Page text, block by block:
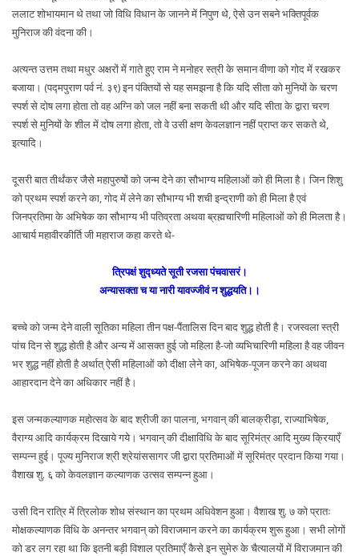
ललाट शोभायमान थे तथा जो विधि विधान के जानने में निपुण थे, ऐसे उन सबने भक्तिपूर्वक
मुनिराज की वंदना की।
अत्यन्त उत्तम तथा मधुर अक्षरों में गाते हुए राम ने मनोहर स्त्री के समान वीणा को गोद में रखकर
बजाया। (पद्मपुराण पर्व नं. ३९) इन पंक्तियों से यह समझना है कि यदि सीता को मुनियों के चरण
स्पर्श से दोष लगा होता तो वह अग्नि को जल नहीं बना सकती थी और यदि सीता के द्वारा चरण
स्पर्श से मुनियों के शील में दोष लगा होता, तो वे उसी क्षण केवलज्ञान नहीं प्राप्त कर सकते थे,
इत्यादि।
दूसरी बात तीर्थंकर जैसे महापुरुषों को जन्म देने का सौभाग्य महिलाओं को ही मिला है। जिन शिशु
को प्रथम स्पर्श करने का, गोद में लेने का सौभाग्य भी शची इन्द्राणी को ही मिला है एवं
जिनप्रतिमा के अभिषेक का सौभाग्य भी पतिव्रता अथवा ब्रह्मचारिणी महिलाओं को ही मिलता है।
आचार्य महावीरकीर्ति जी महाराज कहा करते थे-
त्रिपक्षं शुद्ध्यते सूती रजसा पंचवासरं।
अन्यासक्ता च या नारी यावज्जीवं न शुद्धयति।।
बच्चे को जन्म देने वाली सूतिका महिला तीन पक्ष-पैंतालिस दिन बाद शुद्ध होती है। रजस्वला स्त्री
पांच दिन से शुद्ध होती है और अन्य में आसक्त हुई जो महिला है-जो व्यभिचारिणी महिला है वह जीवन
भर शुद्ध नहीं होती है अर्थात् ऐसी महिलाओं को दीक्षा लेने का, अभिषेक-पूजन करने का अथवा
आहारदान देने का अधिकार नहीं है।
इस जन्मकल्याणक महोत्सव के बाद श्रीजी का पालना, भगवान् की बालक्रीड़ा, राज्याभिषेक,
वैराग्य आदि कार्यक्रम दिखाये गये। भगवान् की दीक्षाविधि के बाद सूरिमंत्र आदि मुख्य क्रियाएँ
सम्पन्न हुई। पूज्य मुनिराज श्री श्रेयांससागर जी द्वारा प्रतिमाओं में सूरिमंत्र प्रदान किया गया।
वैशाख शु. ६ को केवलज्ञान कल्याणक उत्सव सम्पन्न हुआ।
उसी दिन रात्रि में त्रिलोक शोध संस्थान का प्रथम अधिवेशन हुआ। वैशाख शु. ७ को प्रातः
मोक्षकल्याणक विधि के अनन्तर भगवान् को विराजमान करने का कार्यक्रम शुरू हुआ। सभी लोगों
को डर लग रहा था कि इतनी बड़ी विशाल प्रतिमाएँ कैसे इन सुमेरु के चैत्यालयों में विराजमान की